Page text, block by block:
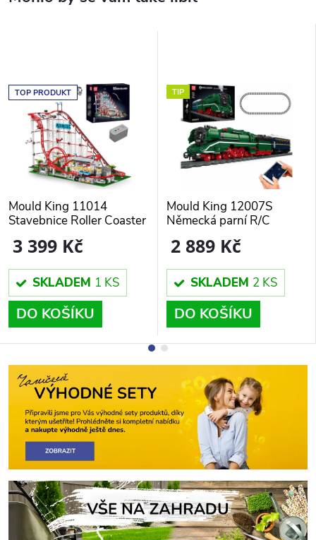
TOP PRODUKT
Mould King 11014
Stavebnice Roller Coaster
3 399 Kč
SKLADEM 1 KS
DO KOŠÍKU
TIP
Mould King 12007S
Německá parní R/C
2412 dílů
2 889 Kč
SKLADEM 2 KS
DO KOŠÍKU